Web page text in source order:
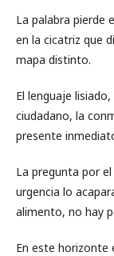
La palabra pierde
en la cicatriz que
mapa distinto.
El lenguaje
ciudadano, la
presente
La pregunta por
urgencia lo
alimento, no hay
En este horizonte